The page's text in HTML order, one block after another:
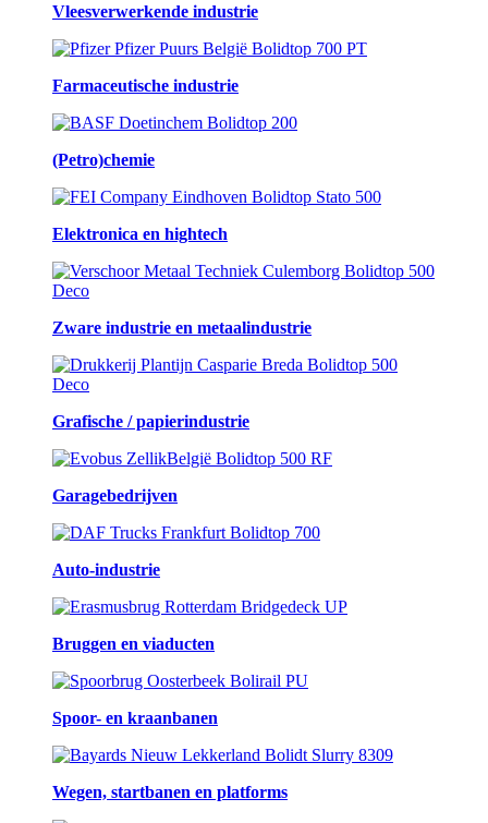
Vleesverwerkende industrie
Farmaceutische industrie
(Petro)chemie
Elektronica en hightech
Zware industrie en metaalindustrie
Grafische / papierindustrie
Garagebedrijven
Auto-industrie
Bruggen en viaducten
Spoor- en kraanbanen
Wegen, startbanen en platforms